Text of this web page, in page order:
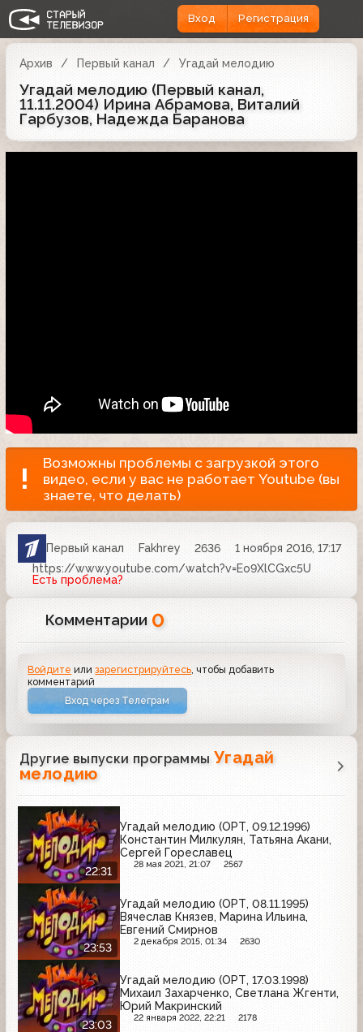
Вход Регистрация
Архив Первый канал Угадай мелодию
Угадай мелодию (Первый канал,
11.11.2004) Ирина Абрамова, Виталий
Гарбузов, Надежда Баранова
Возможны проблемы с загрузкой этого
видео, если у вас не работает Youtube (вы
знаете, что делать)
Первый канал Fakhrey 2636
1 ноября 2016, 17:17
https://www.youtube.com/watch?v=Eo9XlCGxc5U
Есть проблема?
Комментарии 0
Войдите илизарегистрируйтесь , чтобы добавить
комментарий
Вход через Телеграм
Другие выпуски программы Угадай
мелодию
22:31
Угадай мелодию (ОРТ, 09.12.1996)
Константин Милкулян, Татьяна Акани,
Сергей Гореславец
28 мая 2021, 21:07 2567
23:53
Угадай мелодию (ОРТ, 08.11.1995)
Вячеслав Князев, Марина Ильина,
Евгений Смирнов
2 декабря 2015, 01:34 2630
23:03
Угадай мелодию (ОРТ, 17.03.1998)
Михаил Захарченко, Светлана Жгенти,
Юрий Макринский
22 января 2022, 22:21 2178